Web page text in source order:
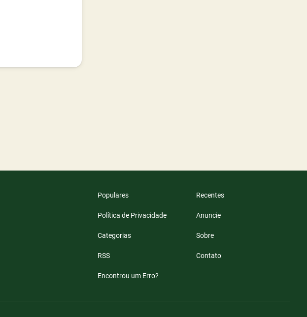
Populares Recentes
Política de Privacidade Anuncie
Categorias Sobre
RSS Contato
Encontrou um Erro?